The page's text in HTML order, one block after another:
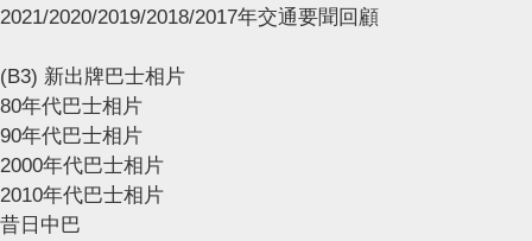
2021/2020/2019/2018/2017年交通要聞回顧
(B3) 新出牌巴士相片
80年代巴士相片
90年代巴士相片
2000年代巴士相片
2010年代巴士相片
昔日中巴